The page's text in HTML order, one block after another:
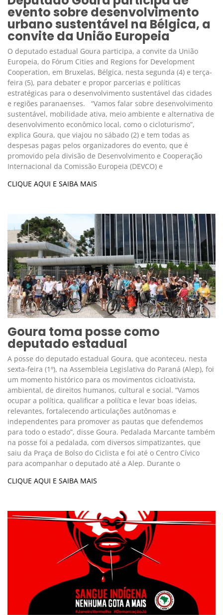
evento sobre desenvolvimento
urbano sustentável na Bélgica, a
convite da União Europeia
O deputado estadual Goura participa, a convite da União
Europeia, do Fórum Cities and Regions for Development
Cooperation, em Bruxelas, Bélgica, nesta segunda (4) e terça-
feira (5), para debater e propor parcerias e políticas
estratégicas para o desenvolvimento sustentável das cidades
e regiões paranaenses. “Vamos falar sobre desenvolvimento
sustentável, mobilidade ativa, meio ambiente e alternativa de
desenvolvimento econômico local, como o cicloturismo”,
explica Goura, que viajou no sábado (2) e tem todas as
despesas pagas pelos organizadores do evento, que é
promovido pela divisão de Desenvolvimento e Cooperação
Internacional da Comissão Europeia (DEVCO) e
CLIQUE AQUI E SAIBA MAIS
Goura toma posse como
deputado estadual
A posse do deputado estadual Goura, que aconteceu, nesta
sexta-feira (1º), na Assembleia Legislativa do Paraná (Alep), foi
um momento histórico para os movimentos cicloativista,
ambiental, de direitos humanos, cultural e social. “Vamos
ocupar a política, qualificar a política e levar boas ideias,
relevantes, fortalecendo articulações autônomas e
independentes para promover as pautas que defendemos
para todo o estado”, disse Goura. Pedalada Marcante também
na posse foi a pedalada, com diversos simpatizantes, que
saiu da Praça de Bolso do Ciclista e foi até o Centro Cívico
para acompanhar o deputado até a Alep. Durante o
CLIQUE AQUI E SAIBA MAIS